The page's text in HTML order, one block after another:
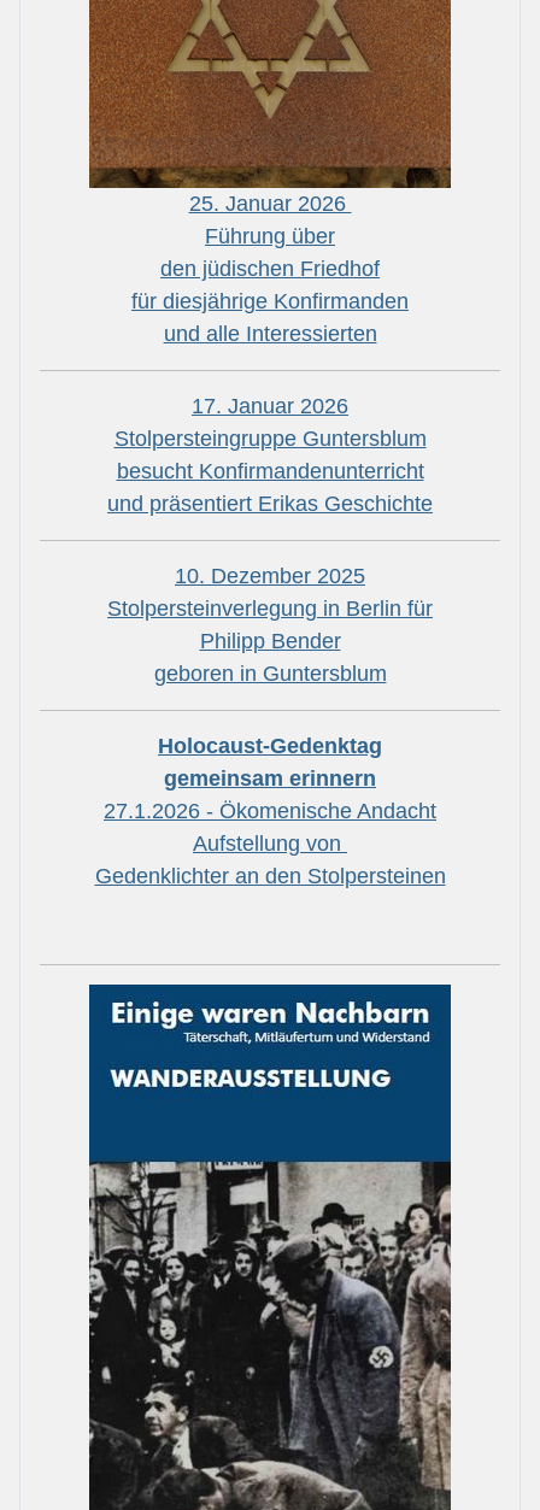
25. Januar 2026
Führung über
den jüdischen Friedhof
für diesjährige Konfirmanden
und alle Interessierten
17. Januar 2026
Stolpersteingruppe Guntersblum
besucht Konfirmandenunterricht
und präsentiert Erikas Geschichte
10. Dezember 2025
Stolpersteinverlegung in Berlin für
Philipp Bender
geboren in Guntersblum
Holocaust-Gedenktag
gemeinsam erinnern
27.1.2026 - Ökomenische Andacht
Aufstellung von
Gedenklichter an den Stolpersteinen